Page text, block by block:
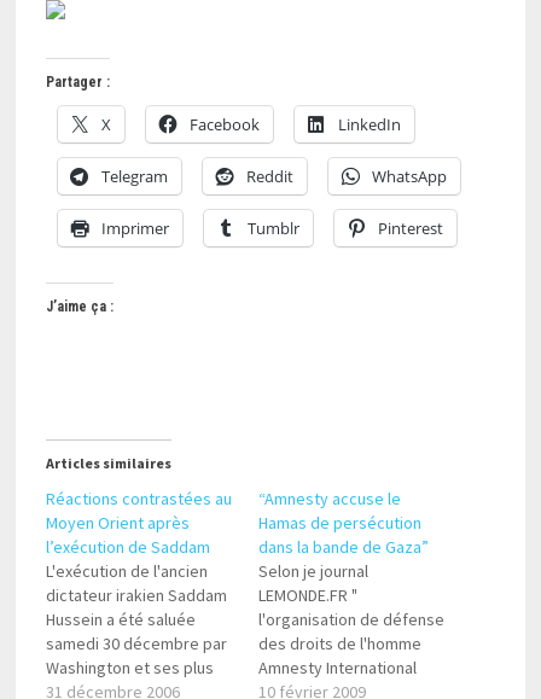
Partager :
X Facebook LinkedIn
Telegram Reddit WhatsApp
Imprimer Tumblr Pinterest
J’aime ça :
Articles similaires
Réactions contrastées au
Moyen Orient après
l’exécution de Saddam
L'exécution de l'ancien
dictateur irakien Saddam
Hussein a été saluée
samedi 30 décembre par
Washington et ses plus
proches alliés, mais des
31 décembre 2006
“Amnesty accuse le
Hamas de persécution
dans la bande de Gaza”
Selon je journal
LEMONDE.FR "
l'organisation de défense
des droits de l'homme
Amnesty International
dénonce dans un
10 février 2009